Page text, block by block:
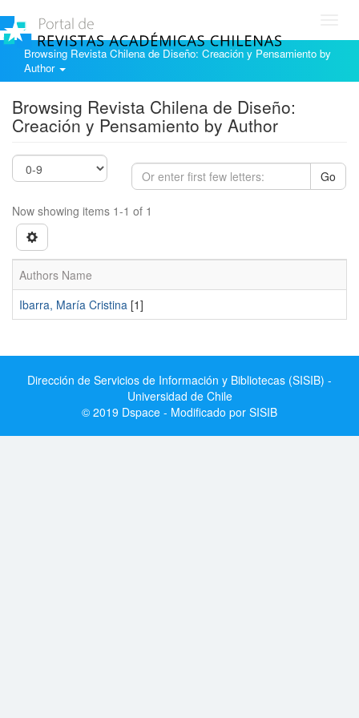
Browsing Revista Chilena de Diseño: Creación y Pensamiento by
Author
Browsing Revista Chilena de Diseño:
Creación y Pensamiento by Author
Go
Now showing items 1-1 of 1
Authors Name
Ibarra, María Cristina [1]
Dirección de Servicios de Información y Bibliotecas (SISIB) -
Universidad de Chile
© 2019 Dspace - Modificado por SISIB